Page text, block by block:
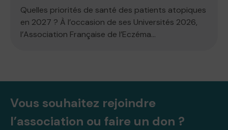
Quelles priorités de santé des patients atopiques
en 2027 ? À l’occasion de ses Universités 2026,
l’Association Française de l’Eczéma...
Vous souhaitez rejoindre
l’association ou faire un don ?